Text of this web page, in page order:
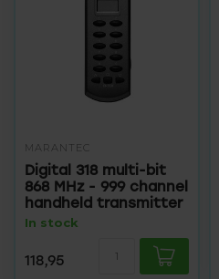
MARANTEC
Digital 318 multi-bit
868 MHz - 999 channel
handheld transmitter
In stock
118,95